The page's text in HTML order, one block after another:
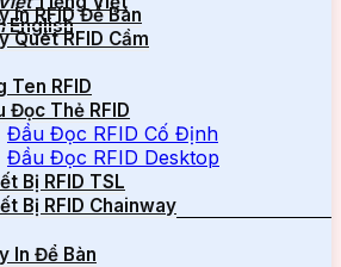
English
In RFID Để Bàn
Quét RFID Cầm
Ten RFID
Đọc Thẻ RFID
Đầu Đọc RFID Cố Định
Đầu Đọc RFID Desktop
Bị RFID TSL
Bị RFID Chainway
In Để Bàn